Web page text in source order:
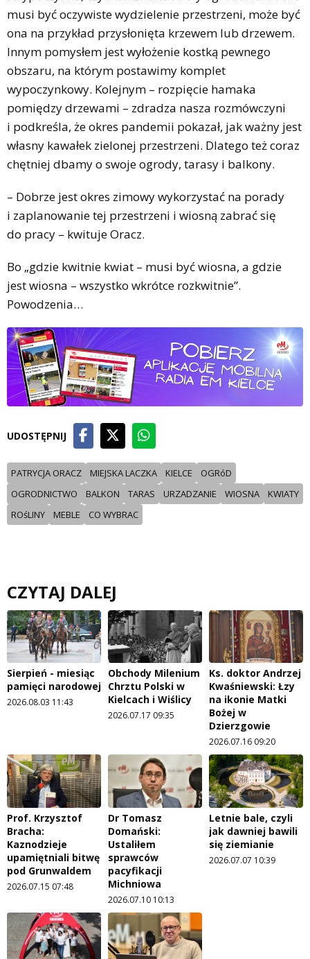
musi być oczywiste wydzielenie przestrzeni, może być
ona na przykład przysłonięta krzewem lub drzewem.
Innym pomysłem jest wyłożenie kostką pewnego
obszaru, na którym postawimy komplet
wypoczynkowy. Kolejnym – rozpięcie hamaka
pomiędzy drzewami – zdradza nasza rozmówczyni
i podkreśla, że okres pandemii pokazał, jak ważny jest
własny kawałek zielonej przestrzeni. Dlatego też coraz
chętniej dbamy o swoje ogrody, tarasy i balkony.
– Dobrze jest okres zimowy wykorzystać na porady
i zaplanowanie tej przestrzeni i wiosną zabrać się
do pracy – kwituje Oracz.
Bo „gdzie kwitnie kwiat – musi być wiosna, a gdzie
jest wiosna – wszystko wkrótce rozkwitnie”.
Powodzenia…
UDOSTĘPNIJ
PATRYCJA ORACZ MIEJSKA LACZKA KIELCE
OGRóD
OGRODNICTWO
BALKON TARAS URZADZANIE WIOSNA
KWIATY
ROśLINY
MEBLE CO WYBRAC
CZYTAJ DALEJ
Sierpień - miesiąc
pamięci narodowej
2026.08.03 11:43
Obchody Milenium
Chrztu Polski w
Kielcach i Wiślicy
2026.07.17 09:35
Ks. doktor Andrzej
Kwaśniewski: Łzy
na ikonie Matki
Bożej w
Dzierzgowie
2026.07.16 09:20
Prof. Krzysztof
Bracha:
Kaznodzieje
upamiętniali bitwę
pod Grunwaldem
2026.07.15 07:48
Dr Tomasz
Domański:
Ustaliłem
sprawców
pacyfikacji
Michniowa
2026.07.10 10:13
Letnie bale, czyli
jak dawniej bawili
się ziemianie
2026.07.07 10:39